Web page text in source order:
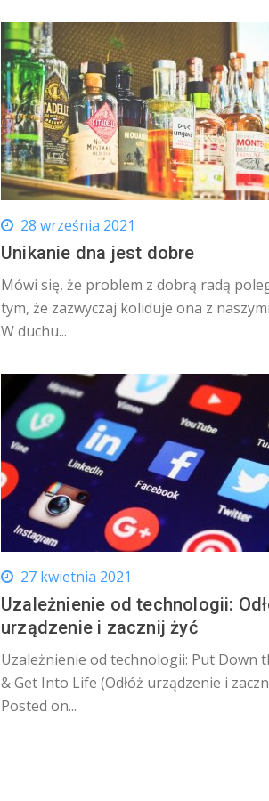
28 września 2021
Unikanie dna jest dobre
Mówi się, że problem z dobrą radą
tym, że zazwyczaj koliduje ona z
W duchu...
27 kwietnia 2021
Uzależnienie od technologii:
urządzenie i zacznij żyć
Uzależnienie od technologii: Put Down
& Get Into Life (Odłóż urządzenie i
Posted on...